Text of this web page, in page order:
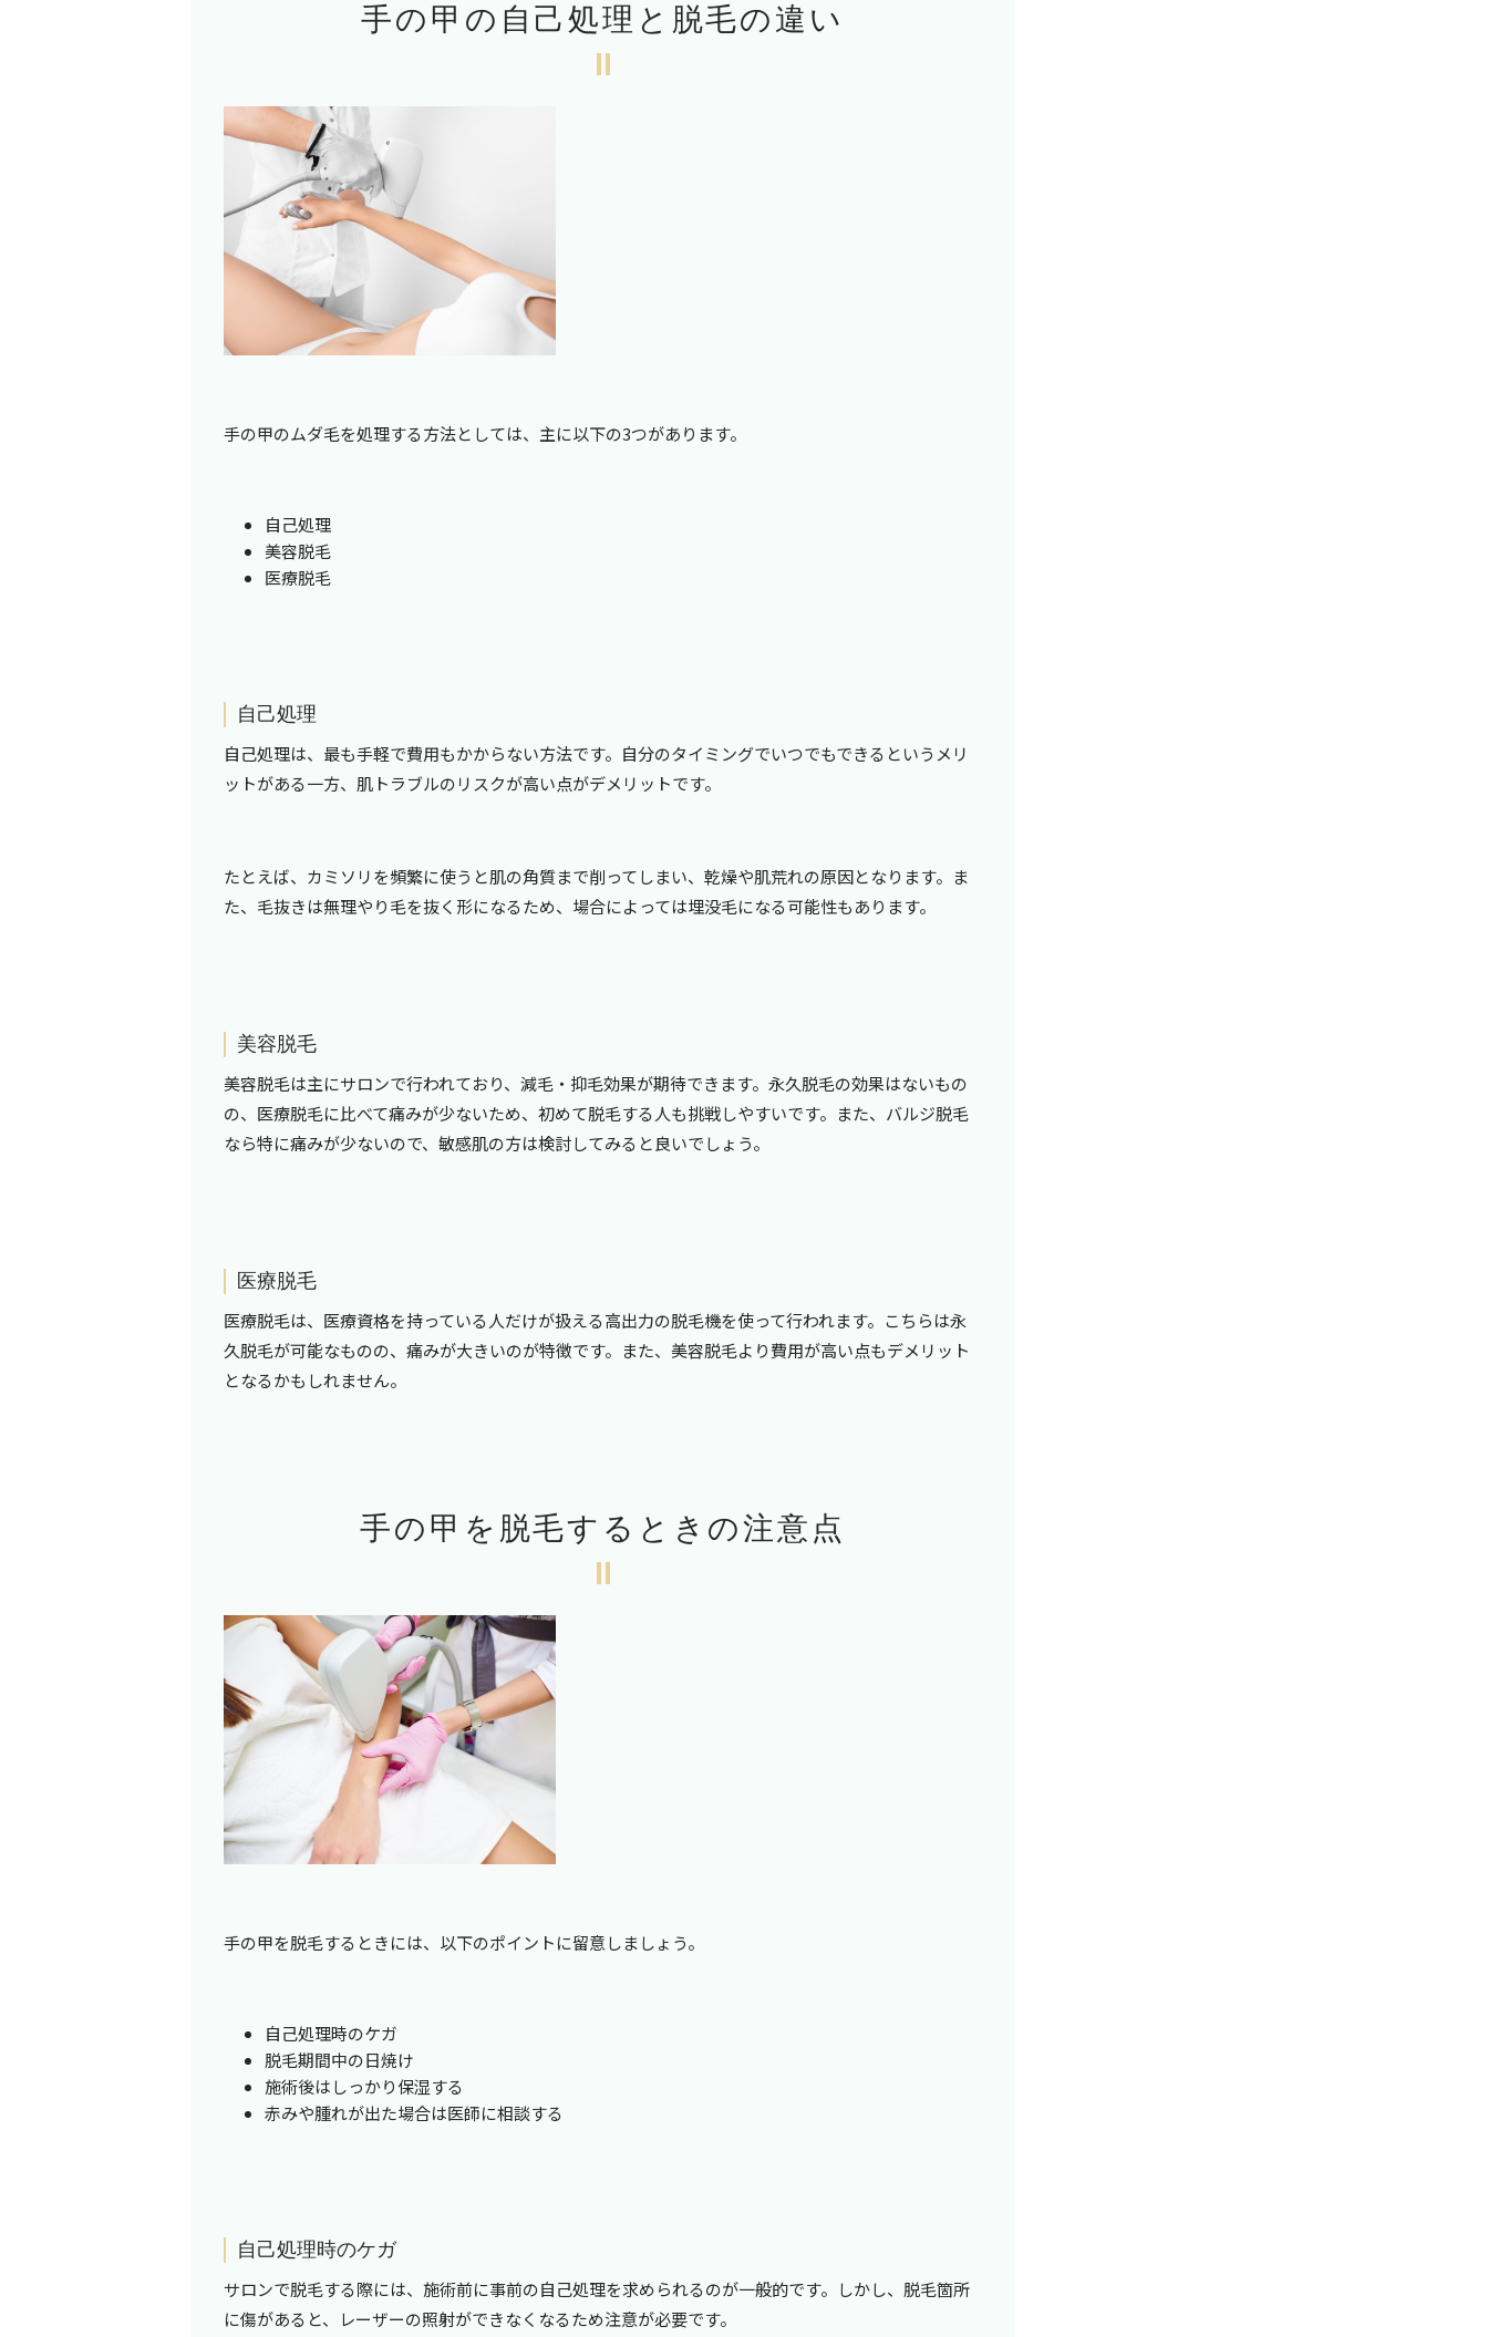
手の甲の自己処理と脱毛の違い
手の甲のムダ毛を処理する方法としては、主に以下の3つがあります。
自己処理
美容脱毛
医療脱毛
自己処理
自己処理は、最も手軽で費用もかからない方法です。自分のタイミングでいつでもできるというメリ
ットがある一方、肌トラブルのリスクが高い点がデメリットです。
たとえば、カミソリを頻繁に使うと肌の角質まで削ってしまい、乾燥や肌荒れの原因となります。ま
た、毛抜きは無理やり毛を抜く形になるため、場合によっては埋没毛になる可能性もあります。
美容脱毛
美容脱毛は主にサロンで行われており、減毛・抑毛効果が期待できます。永久脱毛の効果はないもの
の、医療脱毛に比べて痛みが少ないため、初めて脱毛する人も挑戦しやすいです。また、バルジ脱毛
なら特に痛みが少ないので、敏感肌の方は検討してみると良いでしょう。
医療脱毛
医療脱毛は、医療資格を持っている人だけが扱える高出力の脱毛機を使って行われます。こちらは永
久脱毛が可能なものの、痛みが大きいのが特徴です。また、美容脱毛より費用が高い点もデメリット
となるかもしれません。
手の甲を脱毛するときの注意点
手の甲を脱毛するときには、以下のポイントに留意しましょう。
自己処理時のケガ
脱毛期間中の日焼け
施術後はしっかり保湿する
赤みや腫れが出た場合は医師に相談する
自己処理時のケガ
サロンで脱毛する際には、施術前に事前の自己処理を求められるのが一般的です。しかし、脱毛箇所
に傷があると、レーザーの照射ができなくなるため注意が必要です。